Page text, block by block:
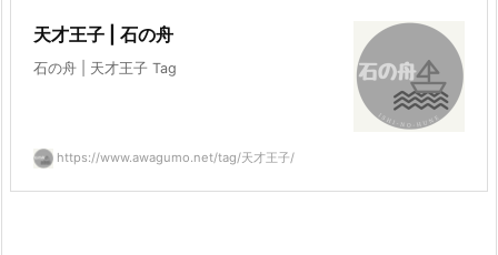
天才王子 | 石の舟
石の舟 | 天才王子 Tag
https://www.awagumo.net/tag/天才王子/